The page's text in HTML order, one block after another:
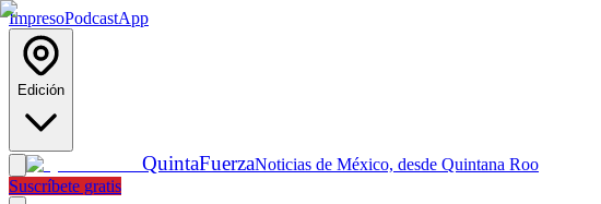
ImpresoPodcastApp
Edición
QuintaFuerzaNoticias de México, desde Quintana Roo
Suscríbete gratis